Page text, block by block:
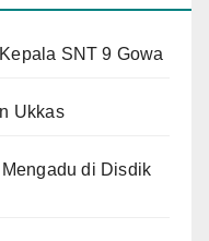
SNT 9 Gowa
Ukkas
di Disdik